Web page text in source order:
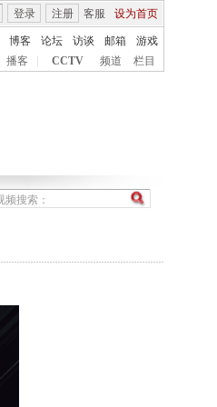
客服 设为首页
登录 注册
博客 论坛 访谈 邮箱
游戏
播客 CCTV 频道 栏目